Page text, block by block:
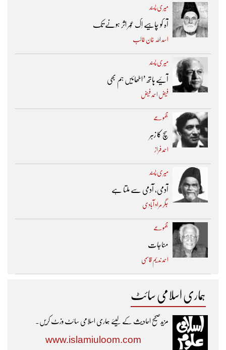
میری پسند
آہ کو چاہیے اِک عُمر اثر ہونے تک ​
اسد اللہ خان غالب
میری پسند
آئیے ہاتھ ’اٹھائیں ہم بھی
فیض احمد فیض
مجموعے
سچ کا زہر
احمد فراز
میری پسند
آدمی، آدمی سے ملتا ہے
جگر مراد آبادی
مجموعے
مناجات
احمد ندیم قاسمی
ہماری اسلامی سائٹ
مزیدصحیح احادیث کے لیئے ہماری اسلامی سائٹ وزٹ کریں۔
www.islamiuloom.com